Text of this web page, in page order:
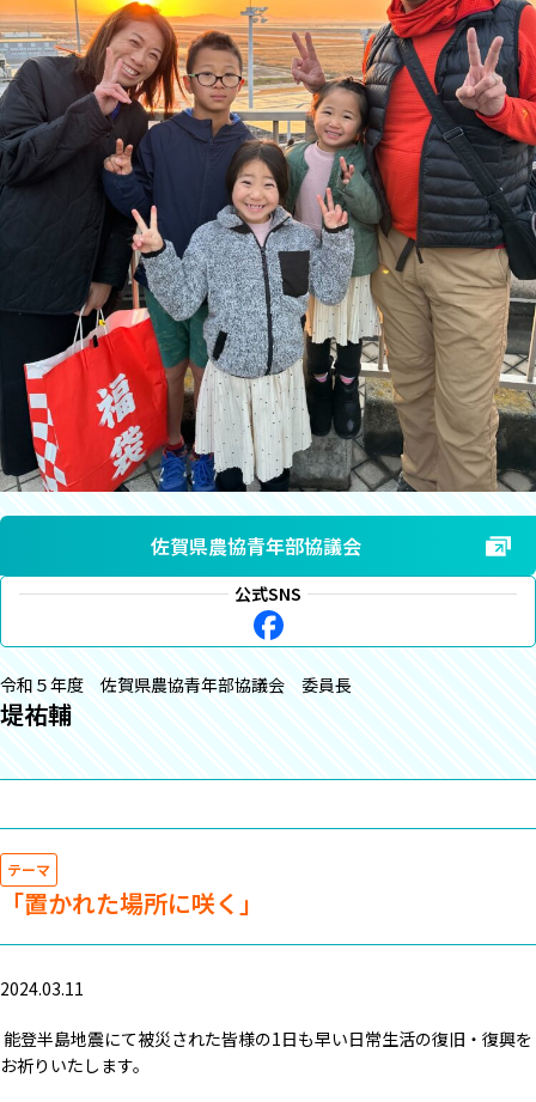
佐賀県農協青年部協議会
公式SNS
令和５年度 佐賀県農協青年部協議会 委員長
堤祐輔
テーマ
「置かれた場所に咲く」
2024.03.11
能登半島地震にて被災された皆様の1日も早い日常生活の復旧・復興を
お祈りいたします。